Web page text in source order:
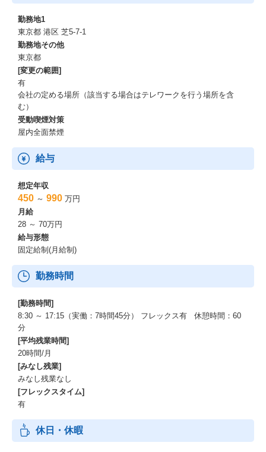
勤務地1
東京都 港区 芝5-7-1
勤務地その他
東京都
[変更の範囲]
有
会社の定める場所（該当する場合はテレワークを行う場所を含
む）
受動喫煙対策
屋内全面禁煙
給与
想定年収
450 ～ 990 万円
月給
28 ～ 70万円
給与形態
固定給制(月給制)
勤務時間
[勤務時間]
8:30 ～ 17:15（実働：7時間45分） フレックス有 休憩時間：60
分
[平均残業時間]
20時間/月
[みなし残業]
みなし残業なし
[フレックスタイム]
有
休日・休暇